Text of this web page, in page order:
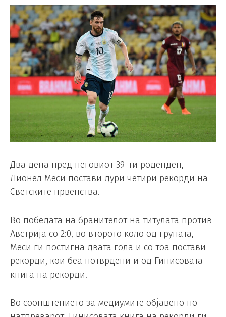
Два дена пред неговиот 39-ти роденден,
Лионел Меси постави дури четири рекорди на
Светските првенства.
Во победата на бранителот на титулата против
Австрија со 2:0, во второто коло од групата,
Меси ги постигна двата гола и со тоа постави
рекорди, кои беа потврдени и од Гинисовата
книга на рекорди.
Во соопштението за медиумите објавено по